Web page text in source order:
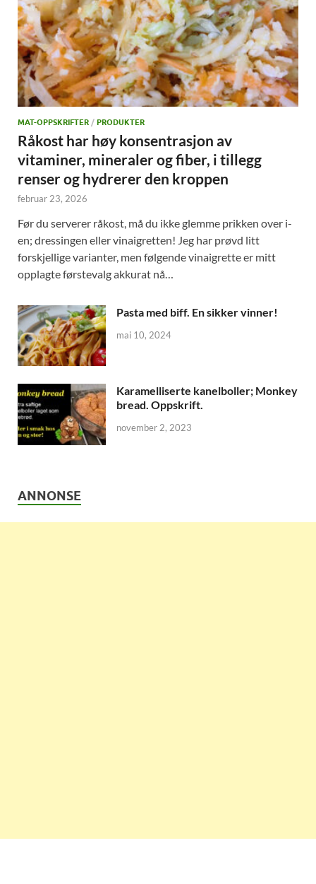
MAT-OPPSKRIFTER / PRODUKTER
Råkost har høy konsentrasjon av
vitaminer, mineraler og fiber, i tillegg
renser og hydrerer den kroppen
februar 23, 2026
Før du serverer råkost, må du ikke glemme prikken over i-
en; dressingen eller vinaigretten! Jeg har prøvd litt
forskjellige varianter, men følgende vinaigrette er mitt
opplagte førstevalg akkurat nå…
Pasta med biff. En sikker vinner!
mai 10, 2024
Karamelliserte kanelboller; Monkey
bread. Oppskrift.
november 2, 2023
ANNONSE